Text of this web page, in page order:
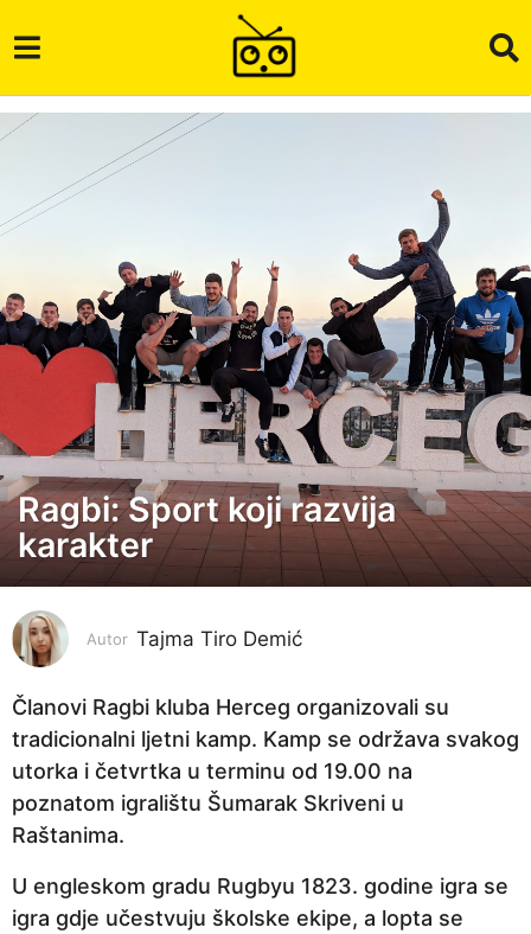
4
g
o
i
n
e
p
r
i
j
4
g
Ragbi: Sport koji razvija
karakter
Autor Tajma Tiro Demić
Članovi Ragbi kluba Herceg organizovali su
tradicionalni ljetni kamp. Kamp se održava svakog
utorka i četvrtka u terminu od 19.00 na
poznatom igralištu Šumarak Skriveni u
Raštanima.
U engleskom gradu Rugbyu 1823. godine igra se
igra gdje učestvuju školske ekipe, a lopta se